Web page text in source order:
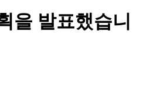
을 발표했습니